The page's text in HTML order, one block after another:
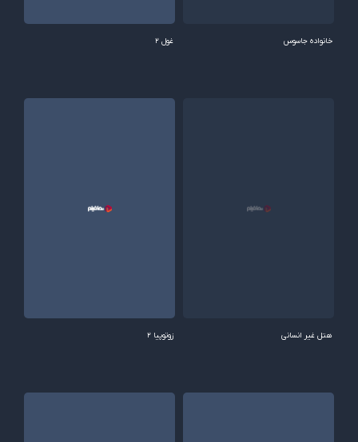
خانواده جاسوس غول 2
هتل غیر انسانی زوتوپیا 2